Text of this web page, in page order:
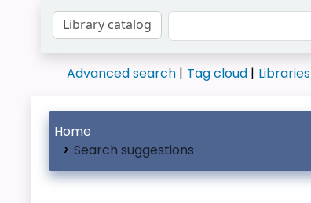
Search the catalog by:
Advanced search Tag cloud Libraries
Home
Search suggestions